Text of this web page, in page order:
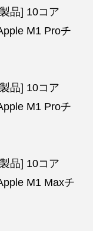
品] 10コア
M1 Proチ
品] 10コア
M1 Proチ
品] 10コア
M1 Maxチ